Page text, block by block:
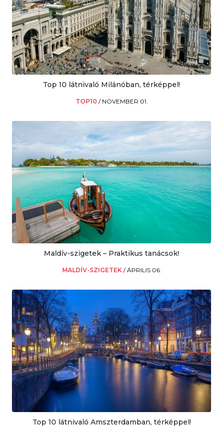
Top 10 látnivaló Milánóban, térképpel!
TOP10 / NOVEMBER 01.
Maldív-szigetek – Praktikus tanácsok!
MALDÍV-SZIGETEK /ÁPRILIS 06.
Top 10 látnivaló Amszterdamban, térképpel!